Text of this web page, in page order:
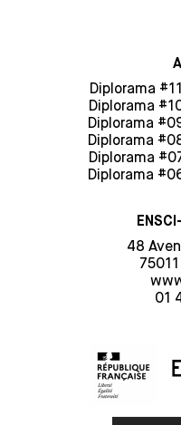
Diplorama
Diplorama
Diplorama
Diplorama
Diplorama
Diplorama
48
01